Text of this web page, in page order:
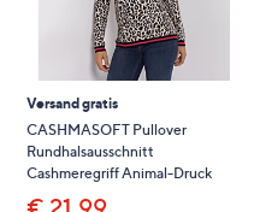
Versand gratis
CASHMASOFT Pullover
Rundhalsausschnitt
Cashmeregriff Animal-Druck